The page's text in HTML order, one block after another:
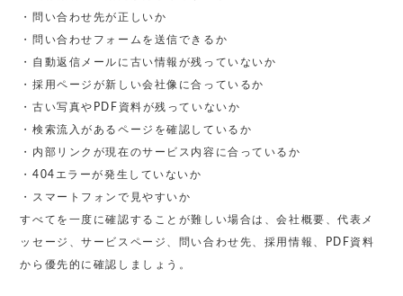
・問い合わせ先が正しいか
・問い合わせフォームを送信できるか
・自動返信メールに古い情報が残っていないか
・採用ページが新しい会社像に合っているか
・古い写真やPDF資料が残っていないか
・検索流入があるページを確認しているか
・内部リンクが現在のサービス内容に合っているか
・404エラーが発生していないか
・スマートフォンで見やすいか
すべてを一度に確認することが難しい場合は、会社概要、代表メ
ッセージ、サービスページ、問い合わせ先、採用情報、PDF資料
から優先的に確認しましょう。